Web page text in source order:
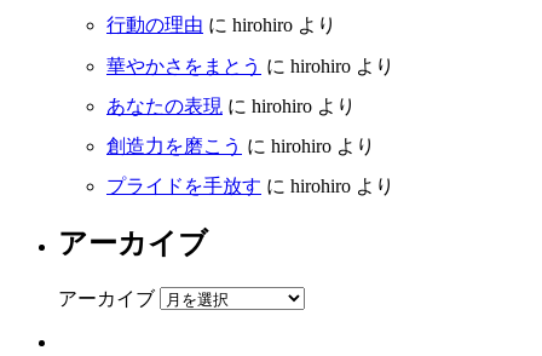
行動の理由 に hirohiro より
華やかさをまとう に hirohiro より
あなたの表現 に hirohiro より
創造力を磨こう に hirohiro より
プライドを手放す に hirohiro より
アーカイブ
アーカイブ